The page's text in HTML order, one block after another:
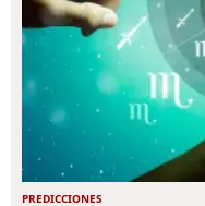
PREDICCIONES